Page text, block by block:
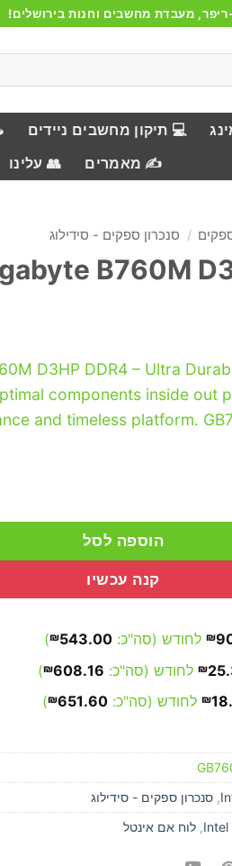
מעבדת מחשבים וחנות בירושלים!
💻 תיקון מחשבים ניידים
✍️ מאמרים
👥 עלינו
/ סנכרון ספקים - סידילוג
B760M
D3HP DDR4 – Ultra
components inside out
and timeless platform.
הוספה לסל
קנה עכשיו
₪לחודש (סה"כ: ₪543.00
)
₪לחודש (סה"כ: ₪608.16
)
₪לחודש (סה"כ: ₪651.60
)
, סנכרון ספקים - סידילוג
, לוח אם אינטל